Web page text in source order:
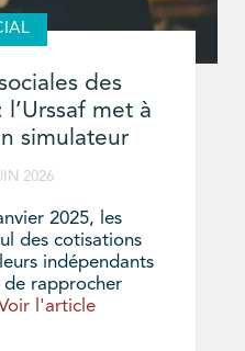
des
met à
simulateur
2026
2025, les
des cotisations
indépendants
rapprocher
l'article